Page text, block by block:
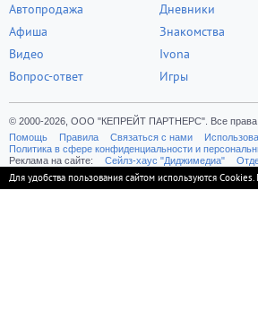
Автопродажа
Афиша
Видео
Вопрос-ответ
Дневники
Знакомства
Ivona
Игры
© 2000-2026, ООО "КЕПРЕЙТ ПАРТНЕРС". Все права
Помощь
Правила Связаться с нами
Политика в сфере конфиденциальности и
Реклама на сайте:
Cейлз-хаус "Диджимедиа"
Для удобства пользования сайтом используются